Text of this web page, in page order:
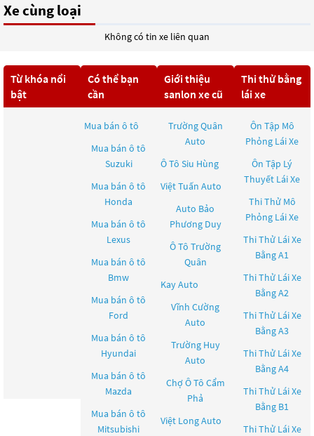
Xe cùng loại
Không có tin xe liên quan
Từ khóa nổi
bật
Có thể bạn
cần
Mua bán ô tô
Mua bán ô tô
Suzuki
Mua bán ô tô
Honda
Mua bán ô tô
Lexus
Mua bán ô tô
Bmw
Mua bán ô tô
Ford
Mua bán ô tô
Hyundai
Mua bán ô tô
Mazda
Mua bán ô tô
Mitsubishi
Giới thiệu
sanlon xe cũ
Trường Quân
Auto
Ô Tô Siu Hùng
Việt Tuấn Auto
Auto Bảo
Phương Duy
Ô Tô Trường
Quân
Kay Auto
Vĩnh Cường
Auto
Trường Huy
Auto
Chợ Ô Tô Cẩm
Phả
Việt Long Auto
Thi thử bằng
lái xe
Ôn Tập Mô
Phỏng Lái Xe
Ôn Tập Lý
Thuyết Lái Xe
Thi Thử Mô
Phỏng Lái Xe
Thi Thử Lái Xe
Bằng A1
Thi Thử Lái Xe
Bằng A2
Thi Thử Lái Xe
Bằng A3
Thi Thử Lái Xe
Bằng A4
Thi Thử Lái Xe
Bằng B1
Thi Thử Lái Xe